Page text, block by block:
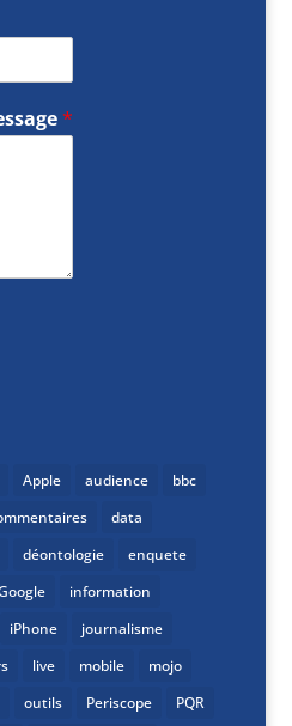
*
Apple audience
bbc
data
déontologie
enquete
information
iPhone
journalisme
live mobile
mojo
outils Periscope PQR